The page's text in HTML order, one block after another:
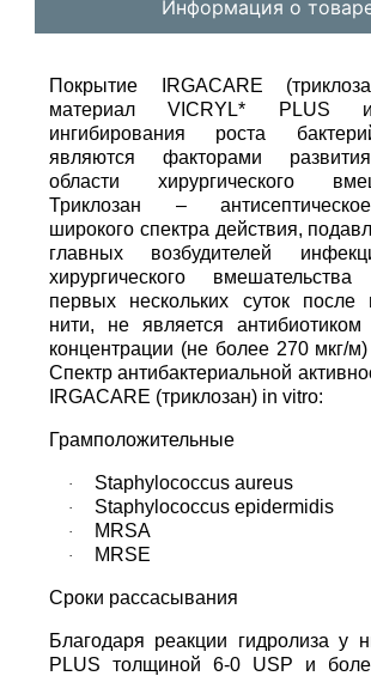
Информация о
Покрытие IRGACARE
материал VICRYL* PLUS
ингибирования роста
являются факторами
области хирургического
Триклозан –
широкого спектра действия,
главных возбудителей
хирургического
первых нескольких суток после
нити, не является
концентрации (не более 270 мкг/м)
Спектр антибактериальной
IRGACARE (триклозан) in vitro:
Грамположительные
· Staphylococcus aureus
· Staphylococcus epidermidis
· MRSA
· MRSE
Сроки рассасывания
Благодаря реакции гидролиза у
PLUS толщиной 6-0 USP и